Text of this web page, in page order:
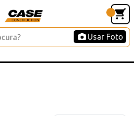
Usar Foto